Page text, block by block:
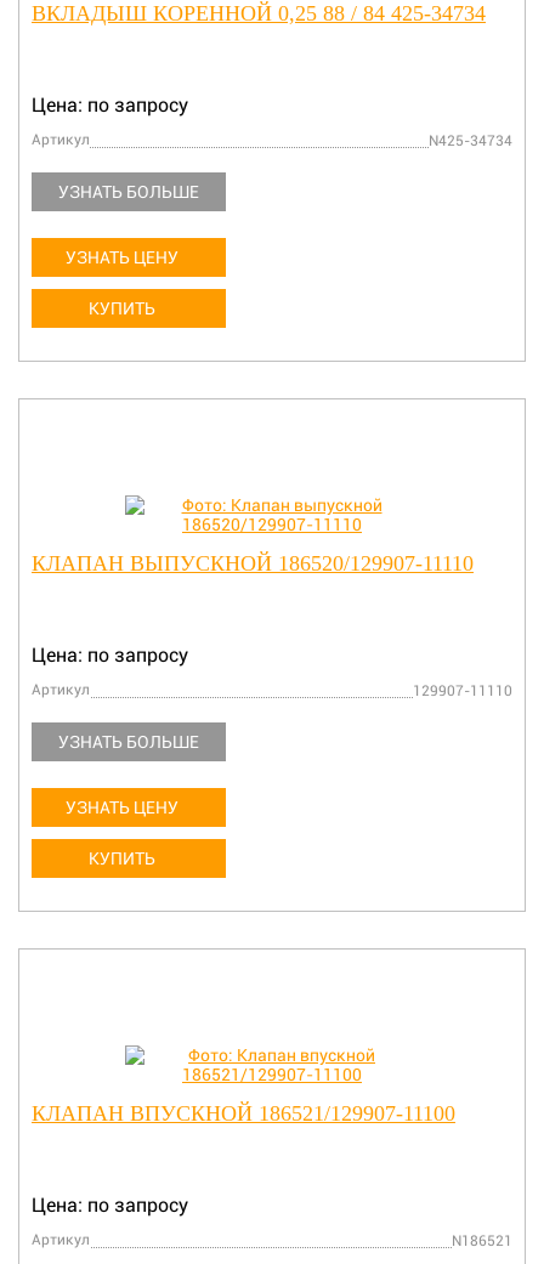
ВКЛАДЫШ КОРЕННОЙ 0,25 88 / 84 425-34734
Цена: по запросу
Артикул N425-34734
УЗНАТЬ БОЛЬШЕ
УЗНАТЬ ЦЕНУ
КУПИТЬ
КЛАПАН ВЫПУСКНОЙ 186520/129907-11110
Цена: по запросу
Артикул 129907-11110
УЗНАТЬ БОЛЬШЕ
УЗНАТЬ ЦЕНУ
КУПИТЬ
КЛАПАН ВПУСКНОЙ 186521/129907-11100
Цена: по запросу
Артикул N186521